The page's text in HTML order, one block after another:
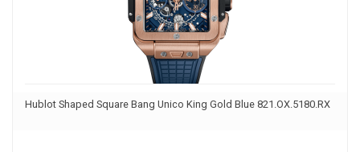
Hublot Shaped Square Bang Unico King Gold Blue 821.OX.5180.RX